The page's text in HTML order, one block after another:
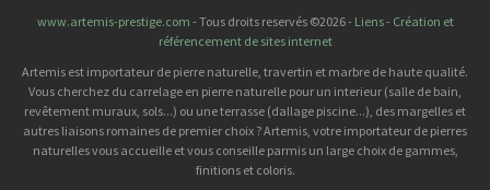
www.artemis-prestige.com - Tous droits reservés ©2026 - Liens- Création et
référencement de sites internet
Artemis est importateur de pierre naturelle, travertin et marbre de haute qualité.
Vous cherchez du carrelage en pierre naturelle pour un interieur (salle de bain,
revêtement muraux, sols...) ou une terrasse (dallage piscine...), des margelles et
autres liaisons romaines de premier choix ? Artemis, votre importateur de pierres
naturelles vous accueille et vous conseille parmis un large choix de gammes,
finitions et coloris.